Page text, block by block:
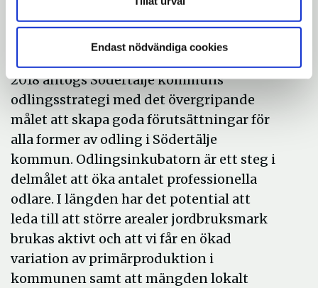
Endast nödvändiga cookies
troligtvis återkomma under 2023/2024.
Mål öka antalet odlare
2018 antogs Södertälje kommuns
odlingsstrategi med det övergripande
målet att skapa goda förutsättningar för
alla former av odling i Södertälje
kommun. Odlingsinkubatorn är ett steg i
delmålet att öka antalet professionella
odlare. I längden har det potential att
leda till att större arealer jordbruksmark
brukas aktivt och att vi får en ökad
variation av primärproduktion i
kommunen samt att mängden lokalt